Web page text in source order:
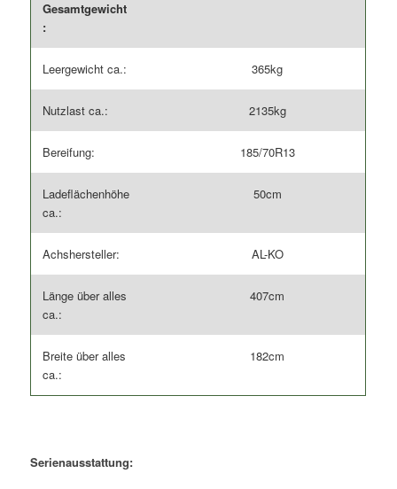
Gesamtgewicht
:
Leergewicht ca.: 365kg
Nutzlast ca.: 2135kg
Bereifung: 185/70R13
Ladeflächenhöhe
ca.:
50cm
Achshersteller: AL-KO
Länge über alles
ca.:
407cm
Breite über alles
ca.:
182cm
Serienausstattung: